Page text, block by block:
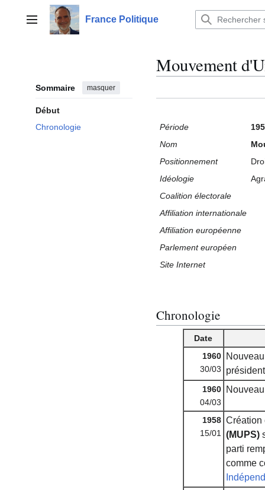
contenuMenu principalFrance Politique
Sommaire masquer
Début
Chronologie
Mouvement
Période
Nom
Positionnement
Idéologie
Coalition électorale
Affiliation internationale
Affiliation européenne
Parlement européen
Site Internet
Chronologie
Date
1960
30/03
1960
04/03
1958
15/01 (MUPS)
parti
comme